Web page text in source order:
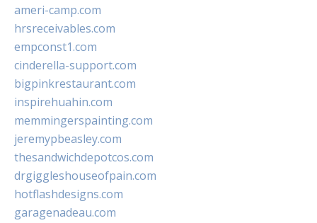
ameri-camp.com
hrsreceivables.com
empconst1.com
cinderella-support.com
bigpinkrestaurant.com
inspirehuahin.com
memmingerspainting.com
jeremypbeasley.com
thesandwichdepotcos.com
drgiggleshouseofpain.com
hotflashdesigns.com
garagenadeau.com